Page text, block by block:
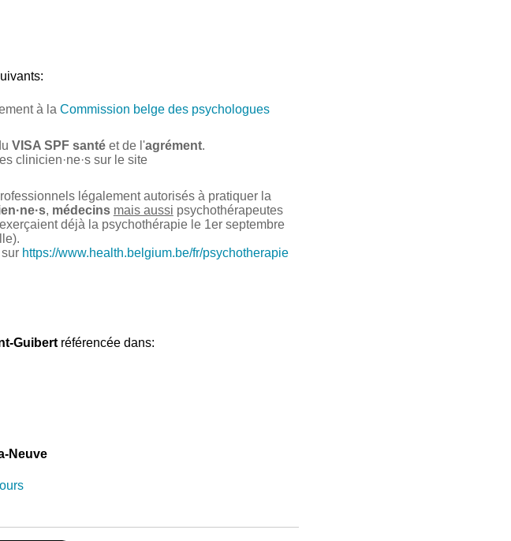
à la Commission belge des psychologues
VISA SPF santéet de l'agrément.
clinicien·ne·s sur le site
légalement autorisés à pratiquer la
, médecins mais aussi psychothérapeutes
déjà la psychothérapie le 1er septembre
https://www.health.belgium.be/fr/psychotherapie
Guibertréférencée dans:
Neuve